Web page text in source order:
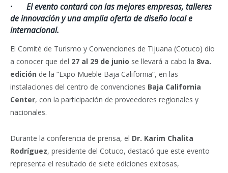
· El evento contará con las mejores empresas, talleres
de innovación y una amplia oferta de diseño local e
internacional.
El Comité de Turismo y Convenciones de Tijuana (Cotuco) dio
a conocer que del 27 al 29 de junio se llevará a cabo la 8va.
edición de la “Expo Mueble Baja California”, en las
instalaciones del centro de convenciones Baja California
Center, con la participación de proveedores regionales y
nacionales.
Durante la conferencia de prensa, el Dr. Karim Chalita
Rodríguez, presidente del Cotuco, destacó que este evento
representa el resultado de siete ediciones exitosas,